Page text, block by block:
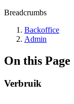
Breadcrumbs
Backoffice
Admin
On this Page
Verbruik